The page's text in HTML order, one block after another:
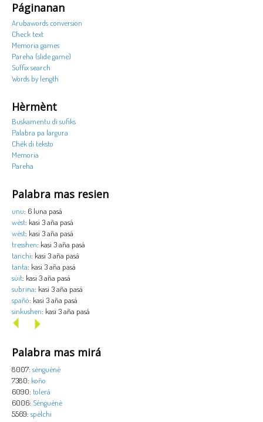
Páginanan
Arubawords conversion
Check text
Memoria games
Pareha (slide game)
Suffix search
Words by length
Hèrmènt
Buskamentu di sufiks
Palabra pa largura
Chèk di teksto
Memoria
Pareha
Palabra mas resien
unu: 6 luna pasá
wèst: kasi 3 aña pasá
wèst: kasi 3 aña pasá
tresshen: kasi 3 aña pasá
tanchi: kasi 3 aña pasá
tanta: kasi 3 aña pasá
sùit: kasi 3 aña pasá
subrina: kasi 3 aña pasá
spañó: kasi 3 aña pasá
sinkushen: kasi 3 aña pasá
Palabra mas mirá
8007: sènguènè
7380: koño
6090: tolerá
6006: Sènguènè
5569: spèlchi